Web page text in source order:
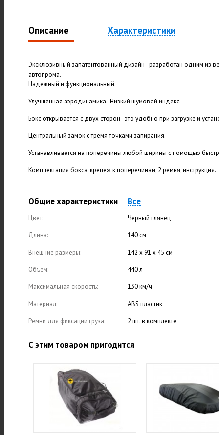
Описание Характеристики
Эксклюзивный запатентованный дизайн - разработан одним из
автопрома.
Надежный и функциональный.
Улучшенная аэродинамика. Низкий шумовой индекс.
Бокс открывается с двух сторон - это удобно при загрузке и
Центральный замок с тремя точками запирания.
Устанавливается на поперечины любой ширины с помощью
Комплектация бокса: крепеж к поперечинам, 2 ремня, инструкция.
Общие характеристики Все
Цвет: Черный глянец
Длина: 140 см
Внешние размеры: 142 х 91 х 45 см
Объем: 440 л
Максимальная скорость: 130 км/ч
Материал: ABS пластик
Ремни для фиксации груза: 2 шт. в комплекте
С этим товаром пригодится